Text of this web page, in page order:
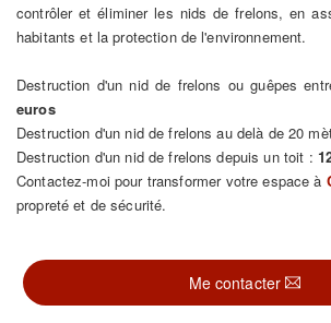
contrôler et éliminer les nids de frelons, en
habitants et la protection de l'environnement.
Destruction d'un nid de frelons ou guêpes
euros
Destruction d'un nid de frelons au delà de 20
Destruction d'un nid de frelons depuis un toit :
Contactez-moi pour transformer votre espace à
propreté et de sécurité.
Me contacter